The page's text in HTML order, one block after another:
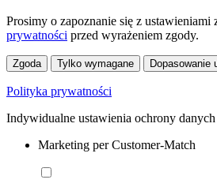
Prosimy o zapoznanie się z ustawieniami
prywatności przed wyrażeniem zgody.
Zgoda Tylko wymagane Dopasowanie
Polityka prywatności
Indywidualne ustawienia ochrony danych
Marketing per Customer-Match